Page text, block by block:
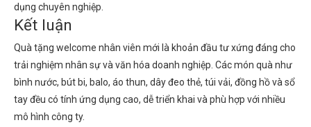
dụng chuyên nghiệp.
Kết luận
Quà tặng welcome nhân viên mới là khoản đầu tư xứng đáng cho
trải nghiệm nhân sự và văn hóa doanh nghiệp. Các món quà như
bình nước, bút bi, balo, áo thun, dây đeo thẻ, túi vải, đồng hồ và sổ
tay đều có tính ứng dụng cao, dễ triển khai và phù hợp với nhiều
mô hình công ty.